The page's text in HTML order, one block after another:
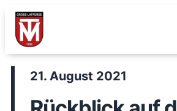
Zum
Inhalt
springen
21. August 2021